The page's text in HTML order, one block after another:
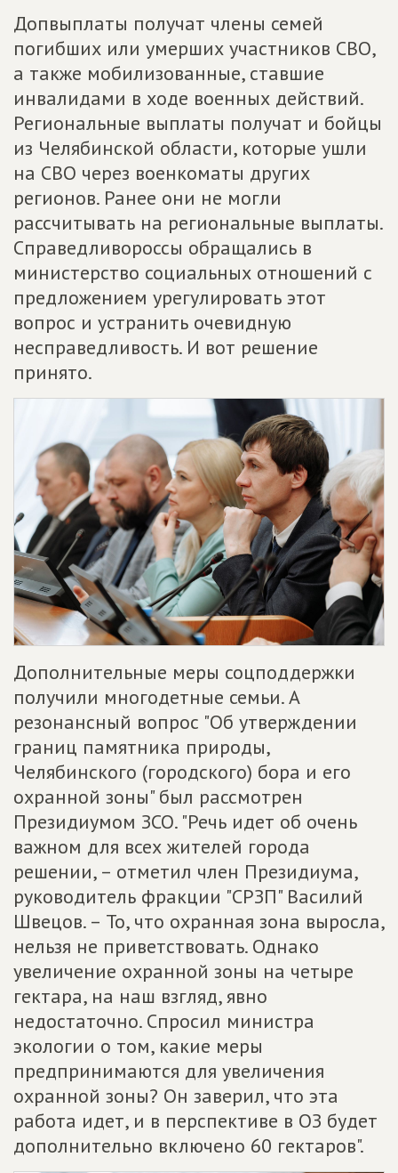
Допвыплаты получат члены семей
погибших или умерших участников СВО,
а также мобилизованные, ставшие
инвалидами в ходе военных действий.
Региональные выплаты получат и бойцы
из Челябинской области, которые ушли
на СВО через военкоматы других
регионов. Ранее они не могли
рассчитывать на региональные выплаты.
Справедливороссы обращались в
министерство социальных отношений с
предложением урегулировать этот
вопрос и устранить очевидную
несправедливость. И вот решение
принято.
Дополнительные меры соцподдержки
получили многодетные семьи. А
резонансный вопрос "Об утверждении
границ памятника природы,
Челябинского (городского) бора и его
охранной зоны" был рассмотрен
Президиумом ЗСО. "Речь идет об очень
важном для всех жителей города
решении, – отметил член Президиума,
руководитель фракции "СРЗП" Василий
Швецов. – То, что охранная зона выросла,
нельзя не приветствовать. Однако
увеличение охранной зоны на четыре
гектара, на наш взгляд, явно
недостаточно. Спросил министра
экологии о том, какие меры
предпринимаются для увеличения
охранной зоны? Он заверил, что эта
работа идет, и в перспективе в ОЗ будет
дополнительно включено 60 гектаров".